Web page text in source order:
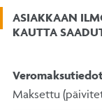
ASIAKKAAN
KAUTTA
Maksettu